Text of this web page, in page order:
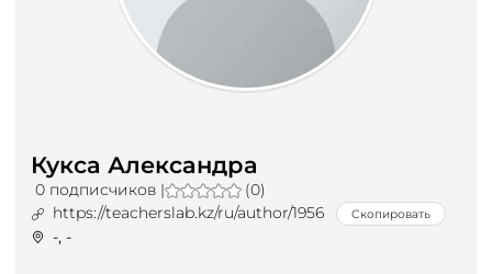
Кукса Александра
0 подписчиков |
(0)
https://teacherslab.kz/ru/author/1956
Скопировать
-, -